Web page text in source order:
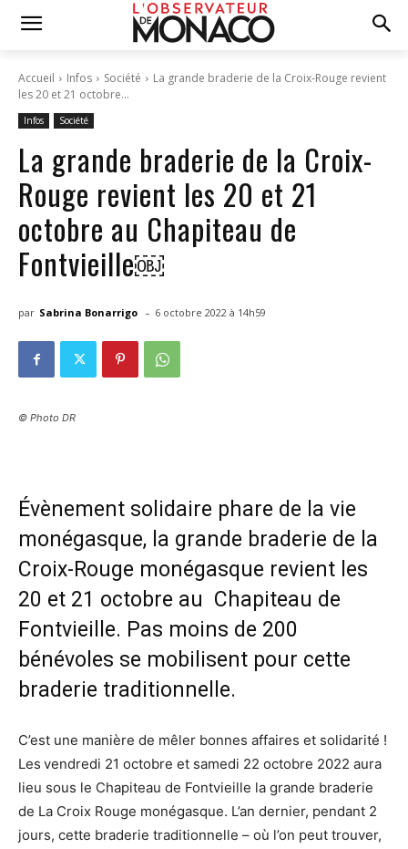
Accueil Infos Société
La grande braderie de la Croix-Rouge revient
les 20 et 21 octobre...
Infos Société
La grande braderie de la Croix-
Rouge revient les 20 et 21
octobre au Chapiteau de
Fontvieille￼
par Sabrina Bonarrigo - 6 octobre 2022 à 14h59
© Photo DR
Évènement solidaire phare de la vie
monégasque, la grande braderie de la
Croix-Rouge monégasque revient les
20 et 21 octobre au Chapiteau de
Fontvieille. Pas moins de 200
bénévoles se mobilisent pour cette
braderie traditionnelle.
C’est une manière de mêler bonnes affaires et solidarité !
Les vendredi 21 octobre et samedi 22 octobre 2022 aura
lieu sous le Chapiteau de Fontvieille la grande braderie
de La Croix Rouge monégasque. L’an dernier, pendant 2
jours, cette braderie traditionnelle – où l’on peut trouver,